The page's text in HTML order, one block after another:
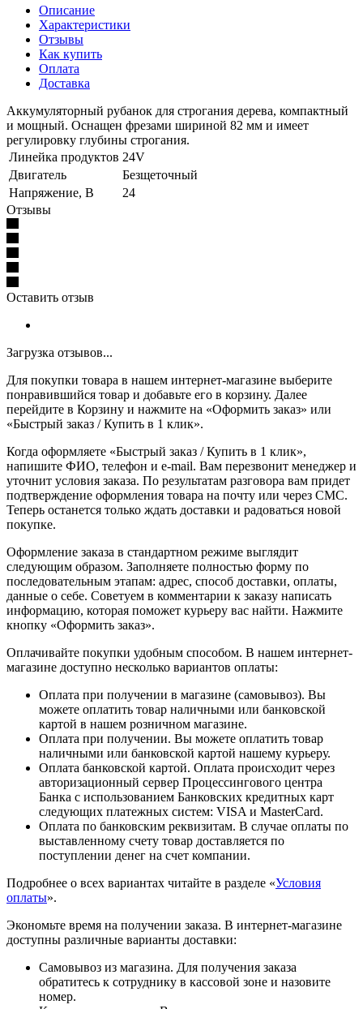
Описание
Характеристики
Отзывы
Как купить
Оплата
Доставка
Аккумуляторный рубанок для строгания дерева, компактный
и мощный. Оснащен фрезами шириной 82 мм и имеет
регулировку глубины строгания.
Линейка продуктов 24V
Двигатель
Безщеточный
Напряжение, В
24
Отзывы
Оставить отзыв
Загрузка отзывов...
Для покупки товара в нашем интернет-магазине выберите
понравившийся товар и добавьте его в корзину. Далее
перейдите в Корзину и нажмите на «Оформить заказ» или
«Быстрый заказ / Купить в 1 клик».
Когда оформляете «Быстрый заказ / Купить в 1 клик»,
напишите ФИО, телефон и e-mail. Вам перезвонит менеджер и
уточнит условия заказа. По результатам разговора вам придет
подтверждение оформления товара на почту или через СМС.
Теперь останется только ждать доставки и радоваться новой
покупке.
Оформление заказа в стандартном режиме выглядит
следующим образом. Заполняете полностью форму по
последовательным этапам: адрес, способ доставки, оплаты,
данные о себе. Советуем в комментарии к заказу написать
информацию, которая поможет курьеру вас найти. Нажмите
кнопку «Оформить заказ».
Оплачивайте покупки удобным способом. В нашем интернет-
магазине доступно несколько вариантов оплаты:
Оплата при получении в магазине (самовывоз). Вы
можете оплатить товар наличными или банковской
картой в нашем розничном магазине.
Оплата при получении. Вы можете оплатить товар
наличными или банковской картой нашему курьеру.
Оплата банковской картой. Оплата происходит через
авторизационный сервер Процессингового центра
Банка с использованием Банковских кредитных карт
следующих платежных систем: VISA и MasterCard.
Оплата по банковским реквизитам. В случае оплаты по
выставленному счету товар доставляется по
поступлении денег на счет компании.
Подробнее о всех вариантах читайте в разделе «Условия
оплаты».
Экономьте время на получении заказа. В интернет-магазине
доступны различные варианты доставки:
Самовывоз из магазина. Для получения заказа
обратитесь к сотруднику в кассовой зоне и назовите
номер.